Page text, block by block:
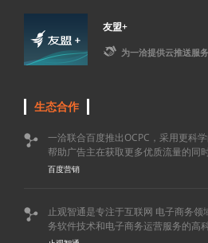
友盟+
 为一洽提供云推送服务
生态合作

一洽联合百度推出OCPC，采用更科
帮助广告主在获取更多优质流量的同
百度营销

止观智通是专注于互联网 电子商务
务软件技术和电子商务运营服务的高